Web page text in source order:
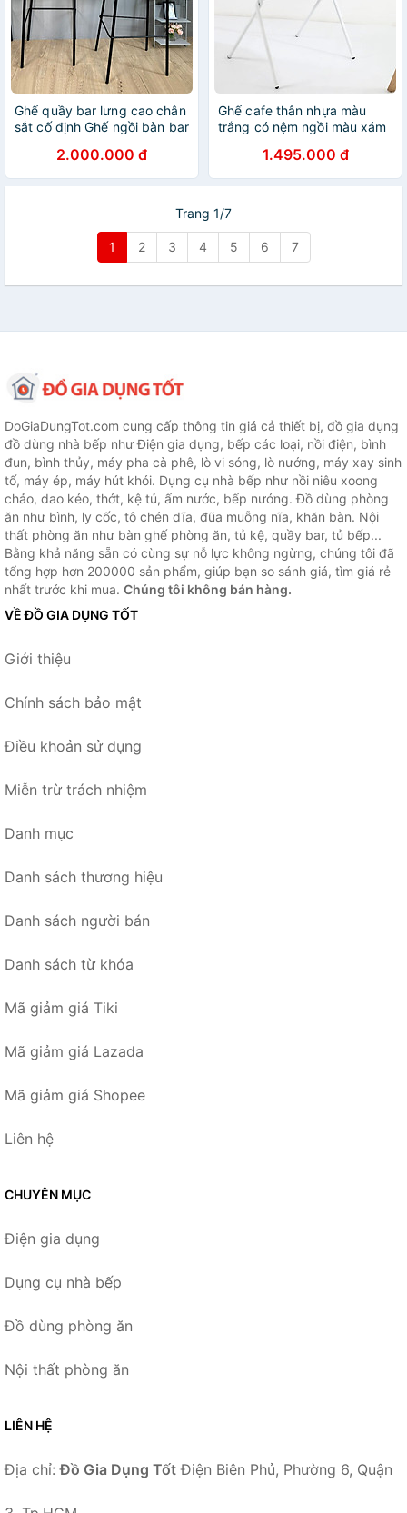
Ghế quầy bar lưng cao chân
sắt cố định Ghế ngồi bàn bar
COCO-F2.000.000 đ
Ghế cafe thân nhựa màu
trắng có nệm ngồi màu xám
thân nhựa PP màu trắng
nệm vải bố màu xám có tay
1.495.000 đ
Trang 1/7
1 2 3 4 5 6 7
DoGiaDungTot.com cung cấp thông tin giá cả thiết bị, đồ gia dụng
đồ dùng nhà bếp như Điện gia dụng, bếp các loại, nồi điện, bình
đun, bình thủy, máy pha cà phê, lò vi sóng, lò nướng, máy xay sinh
tố, máy ép, máy hút khói. Dụng cụ nhà bếp như nồi niêu xoong
chảo, dao kéo, thớt, kệ tủ, ấm nước, bếp nướng. Đồ dùng phòng
ăn như bình, ly cốc, tô chén dĩa, đũa muỗng nĩa, khăn bàn. Nội
thất phòng ăn như bàn ghế phòng ăn, tủ kệ, quầy bar, tủ bếp...
Bằng khả năng sẵn có cùng sự nỗ lực không ngừng, chúng tôi đã
tổng hợp hơn 200000 sản phẩm, giúp bạn so sánh giá, tìm giá rẻ
nhất trước khi mua. Chúng tôi không bán hàng.
VỀ ĐỒ GIA DỤNG TỐT
Giới thiệu
Chính sách bảo mật
Điều khoản sử dụng
Miễn trừ trách nhiệm
Danh mục
Danh sách thương hiệu
Danh sách người bán
Danh sách từ khóa
Mã giảm giá Tiki
Mã giảm giá Lazada
Mã giảm giá Shopee
Liên hệ
CHUYÊN MỤC
Điện gia dụng
Dụng cụ nhà bếp
Đồ dùng phòng ăn
Nội thất phòng ăn
LIÊN HỆ
Địa chỉ:Đồ Gia Dụng Tốt Điện Biên Phủ, Phường 6, Quận